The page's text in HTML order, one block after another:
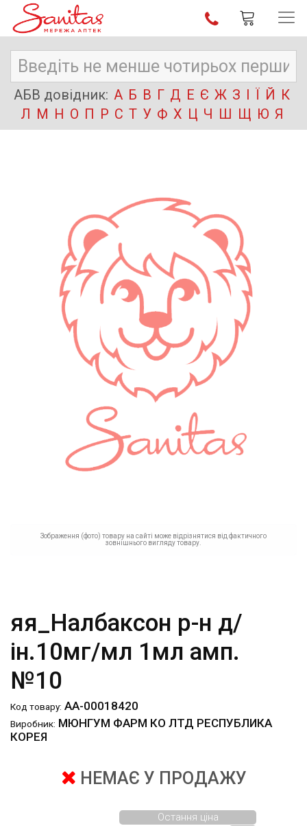
АБВ довідник: А Б В Г Д Е Є Ж З І Ї Й К
Л М Н О П Р С Т У Ф Х Ц Ч Ш Щ Ю Я
Зображення (фото) товару на сайті може відрізнятися від фактичного
зовнішнього вигляду товару.
яя_Налбаксон р-н д/
ін.10мг/мл 1мл амп.
№10
Код товару: АА-00018420
Виробник: МЮНГУМ ФАРМ КО ЛТД РЕСПУБЛИКА
КОРЕЯ
НЕМАЄ У ПРОДАЖУ
Остання ціна